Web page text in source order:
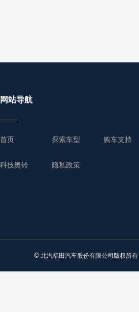
网站导航
首页 探索车型 购车支持
科技奥铃 隐私政策
© 北汽福田汽车股份有限公司版权所有